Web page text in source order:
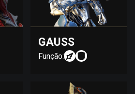
GAUSS
Função: